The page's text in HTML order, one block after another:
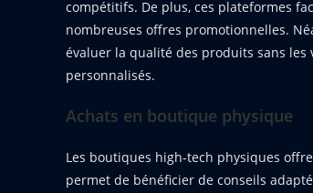
compétitifs. De plus, ces plateformes
nombreuses offres promotionnelles.
évaluer la qualité des produits sans
personnalisés.
Achats en boutique physique
Les boutiques high-tech physiques
permet de bénéficier de conseils